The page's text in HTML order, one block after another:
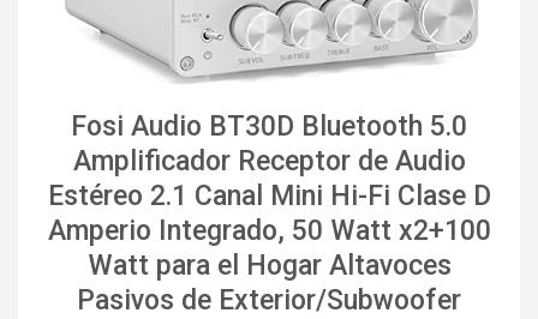
Fosi Audio BT30D Bluetooth 5.0
Amplificador Receptor de Audio
Estéreo 2.1 Canal Mini Hi-Fi Clase D
Amperio Integrado, 50 Watt x2+100
Watt para el Hogar Altavoces
Pasivos de Exterior/Subwoofer